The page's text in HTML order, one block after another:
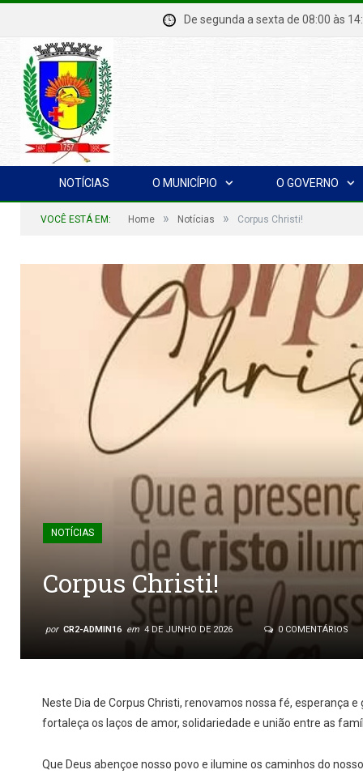
De segunda a sexta de 08:00
NOTÍCIAS O MUNICÍPIO O GOVERNO
VOCÊ ESTÁ EM: Home » Notícias » Corpus Christi!
NOTÍCIAS
Corpus Christi!
por CR2-ADMIN16 em 4 DE JUNHO DE 2026 0 COMENTÁRIOS
Neste Dia de Corpus Christi, renovamos nossa fé, esperança
fortaleça os laços de amor, solidariedade e união entre as
Que Deus abençoe nosso povo e ilumine os caminhos do